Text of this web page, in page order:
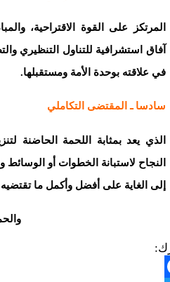
المرتكز على القوة الاقتراحية،
آفاق استشرافية للتناول التنظيري
في علاقته بوحدة الأمة ومستقبلها.
سادسا ـ المقتضى التكاملي
الذي يعد بمثابة اللحمة الحاضنة
النجاح لاستبانة الخطوات أو
إلى الغاية على أفضل وأكمل ما